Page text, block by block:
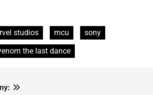
studios mcu
sony
the last dance